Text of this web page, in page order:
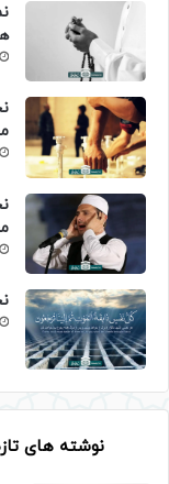
نوشته های